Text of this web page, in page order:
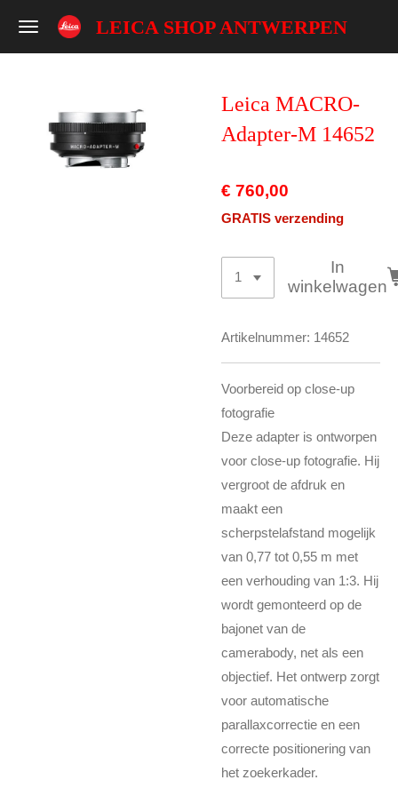
Ga
hoofdinhoud
LEICA SHOP ANTWERPEN
Leica MACRO-
Adapter-M 14652
€ 760,00
GRATIS verzending
In
winkelwagen
Artikelnummer: 14652
Voorbereid op close-up
fotografie
Deze adapter is ontworpen
voor close-up fotografie. Hij
vergroot de afdruk en
maakt een
scherpstelafstand mogelijk
van 0,77 tot 0,55 m met
een verhouding van 1:3. Hij
wordt gemonteerd op de
bajonet van de
camerabody, net als een
objectief. Het ontwerp zorgt
voor automatische
parallaxcorrectie en een
correcte positionering van
het zoekerkader.